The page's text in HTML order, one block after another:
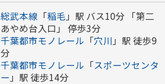
総武本線 「稲毛 」駅 バス10分 「第二
あやめ台入口」 停歩3分
千葉都市モノレール 「穴川 」駅 徒歩9
分
千葉都市モノレール 「スポーツセンタ
ー 」駅 徒歩14分